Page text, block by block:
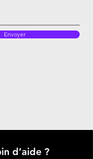
Envoyer
d’aide ?